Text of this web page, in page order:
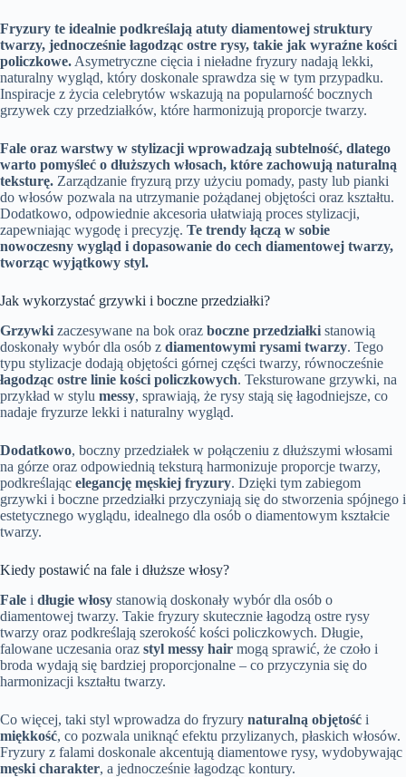
Fryzury te idealnie podkreślają atuty diamentowej struktury
twarzy, jednocześnie łagodząc ostre rysy, takie jak wyraźne kości
policzkowe. Asymetryczne cięcia i nieładne fryzury nadają lekki,
naturalny wygląd, który doskonale sprawdza się w tym przypadku.
Inspiracje z życia celebrytów wskazują na popularność bocznych
grzywek czy przedziałków, które harmonizują proporcje twarzy.
Fale oraz warstwy w stylizacji wprowadzają subtelność, dlatego
warto pomyśleć o dłuższych włosach, które zachowują naturalną
teksturę. Zarządzanie fryzurą przy użyciu pomady, pasty lub pianki
do włosów pozwala na utrzymanie pożądanej objętości oraz kształtu.
Dodatkowo, odpowiednie akcesoria ułatwiają proces stylizacji,
zapewniając wygodę i precyzję. Te trendy łączą w sobie
nowoczesny wygląd i dopasowanie do cech diamentowej twarzy,
tworząc wyjątkowy styl.
Jak wykorzystać grzywki i boczne przedziałki?
Grzywki zaczesywane na bok oraz boczne przedziałki stanowią
doskonały wybór dla osób z diamentowymi rysami twarzy. Tego
typu stylizacje dodają objętości górnej części twarzy, równocześnie
łagodząc ostre linie kości policzkowych. Teksturowane grzywki, na
przykład w stylu messy, sprawiają, że rysy stają się łagodniejsze, co
nadaje fryzurze lekki i naturalny wygląd.
Dodatkowo, boczny przedziałek w połączeniu z dłuższymi włosami
na górze oraz odpowiednią teksturą harmonizuje proporcje twarzy,
podkreślając elegancję męskiej fryzury. Dzięki tym zabiegom
grzywki i boczne przedziałki przyczyniają się do stworzenia spójnego i
estetycznego wyglądu, idealnego dla osób o diamentowym kształcie
twarzy.
Kiedy postawić na fale i dłuższe włosy?
Fale i długie włosy stanowią doskonały wybór dla osób o
diamentowej twarzy. Takie fryzury skutecznie łagodzą ostre rysy
twarzy oraz podkreślają szerokość kości policzkowych. Długie,
falowane uczesania oraz styl messy hair mogą sprawić, że czoło i
broda wydają się bardziej proporcjonalne – co przyczynia się do
harmonizacji kształtu twarzy.
Co więcej, taki styl wprowadza do fryzury naturalną objętość i
miękkość, co pozwala uniknąć efektu przylizanych, płaskich włosów.
Fryzury z falami doskonale akcentują diamentowe rysy, wydobywając
męski charakter, a jednocześnie łagodząc kontury.